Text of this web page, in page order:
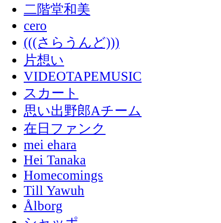
二階堂和美
cero
(((さらうんど)))
片想い
VIDEOTAPEMUSIC
スカート
思い出野郎Aチーム
在日ファンク
mei ehara
Hei Tanaka
Homecomings
Till Yawuh
Ålborg